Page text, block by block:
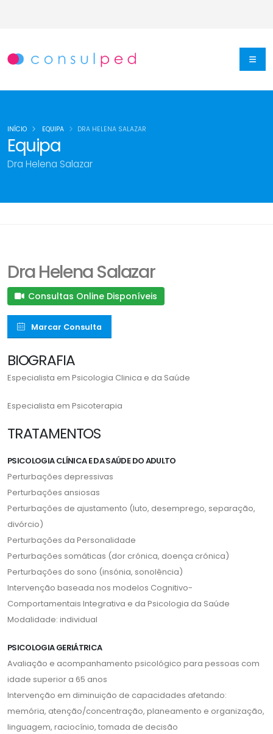
Equipa
Dra Helena Salazar
INÍCIO EQUIPA DRA HELENA SALAZAR
Dra Helena Salazar
Consultas Online Disponíveis
Marcar Consulta
BIOGRAFIA
Especialista em Psicologia Clinica e da Saúde
Especialista em Psicoterapia
TRATAMENTOS
PSICOLOGIA CLÍNICA E DA SAÚDE DO ADULTO
Perturbações depressivas
Perturbações ansiosas
Perturbações de ajustamento (luto, desemprego, separação,
divórcio)
Perturbações da Personalidade
Perturbações somáticas (dor crónica, doença crónica)
Perturbações do sono (insónia, sonolência)
Intervenção baseada nos modelos Cognitivo-
Comportamentais Integrativa e da Psicologia da Saúde
Modalidade: individual
PSICOLOGIA GERIÁTRICA
Avaliação e acompanhamento psicológico para pessoas com
idade superior a 65 anos
Intervenção em diminuição de capacidades afetando:
memória, atenção/concentração, planeamento e organização,
linguagem, raciocínio, tomada de decisão